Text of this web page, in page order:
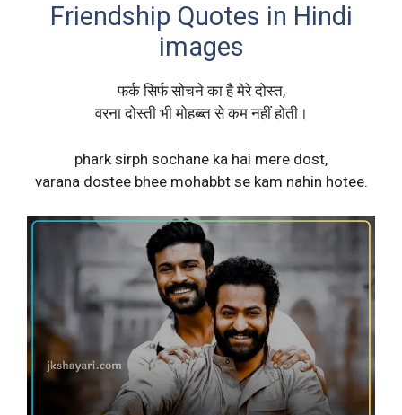
Friendship Quotes in Hindi
images
फर्क सिर्फ सोचने का है मेरे दोस्त,
वरना दोस्ती भी मोहब्ब्त से कम नहीं होती।
phark sirph sochane ka hai mere dost,
varana dostee bhee mohabbt se kam nahin hotee.